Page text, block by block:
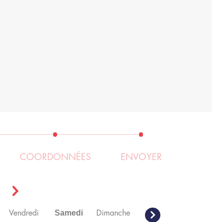
COORDONNÉES ENVOYER
Vendredi Samedi Dimanche